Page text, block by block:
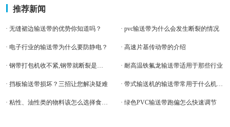
推荐新闻
· 无缝裙边输送带的优势你知道吗？ · pvc输送带为什么会发生断裂的情况
· 电子行业的输送带为什么要防静电？ · 高速片基传动带的介绍
· 耐高温铁氟龙输送带适用于那些行业
· 挡板输送带损坏？三招让您解决疑难
· 绿色PVC输送带跑偏怎么快速调节